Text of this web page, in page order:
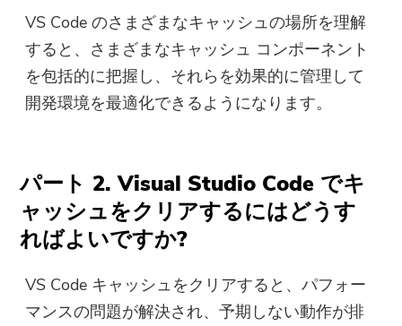
VS Code のさまざまなキャッシュの場所を理解
すると、さまざまなキャッシュ コンポーネント
を包括的に把握し、それらを効果的に管理して
開発環境を最適化できるようになります。
パート 2. Visual Studio Code でキ
ャッシュをクリアするにはどうす
ればよいですか?
VS Code キャッシュをクリアすると、パフォー
マンスの問題が解決され、予期しない動作が排